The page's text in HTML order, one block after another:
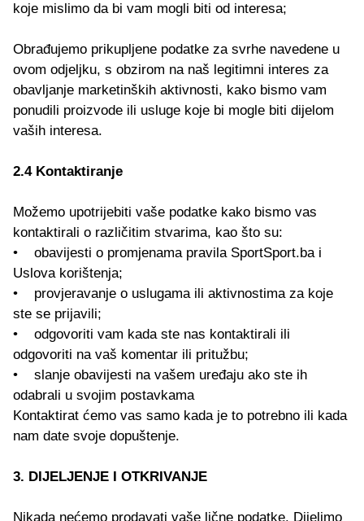
koje mislimo da bi vam mogli biti od interesa;
Obrađujemo prikupljene podatke za svrhe navedene u
ovom odjeljku, s obzirom na naš legitimni interes za
obavljanje marketinških aktivnosti, kako bismo vam
ponudili proizvode ili usluge koje bi mogle biti dijelom
vaših interesa.
2.4 Kontaktiranje
Možemo upotrijebiti vaše podatke kako bismo vas
kontaktirali o različitim stvarima, kao što su:
• obavijesti o promjenama pravila SportSport.ba i
Uslova korištenja;
• provjeravanje o uslugama ili aktivnostima za koje
ste se prijavili;
• odgovoriti vam kada ste nas kontaktirali ili
odgovoriti na vaš komentar ili pritužbu;
• slanje obavijesti na vašem uređaju ako ste ih
odabrali u svojim postavkama
Kontaktirat ćemo vas samo kada je to potrebno ili kada
nam date svoje dopuštenje.
3. DIJELJENJE I OTKRIVANJE
Nikada nećemo prodavati vaše lične podatke. Dijelimo